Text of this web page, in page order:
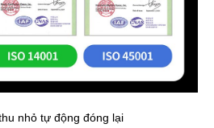
nhỏ tự động đóng lại